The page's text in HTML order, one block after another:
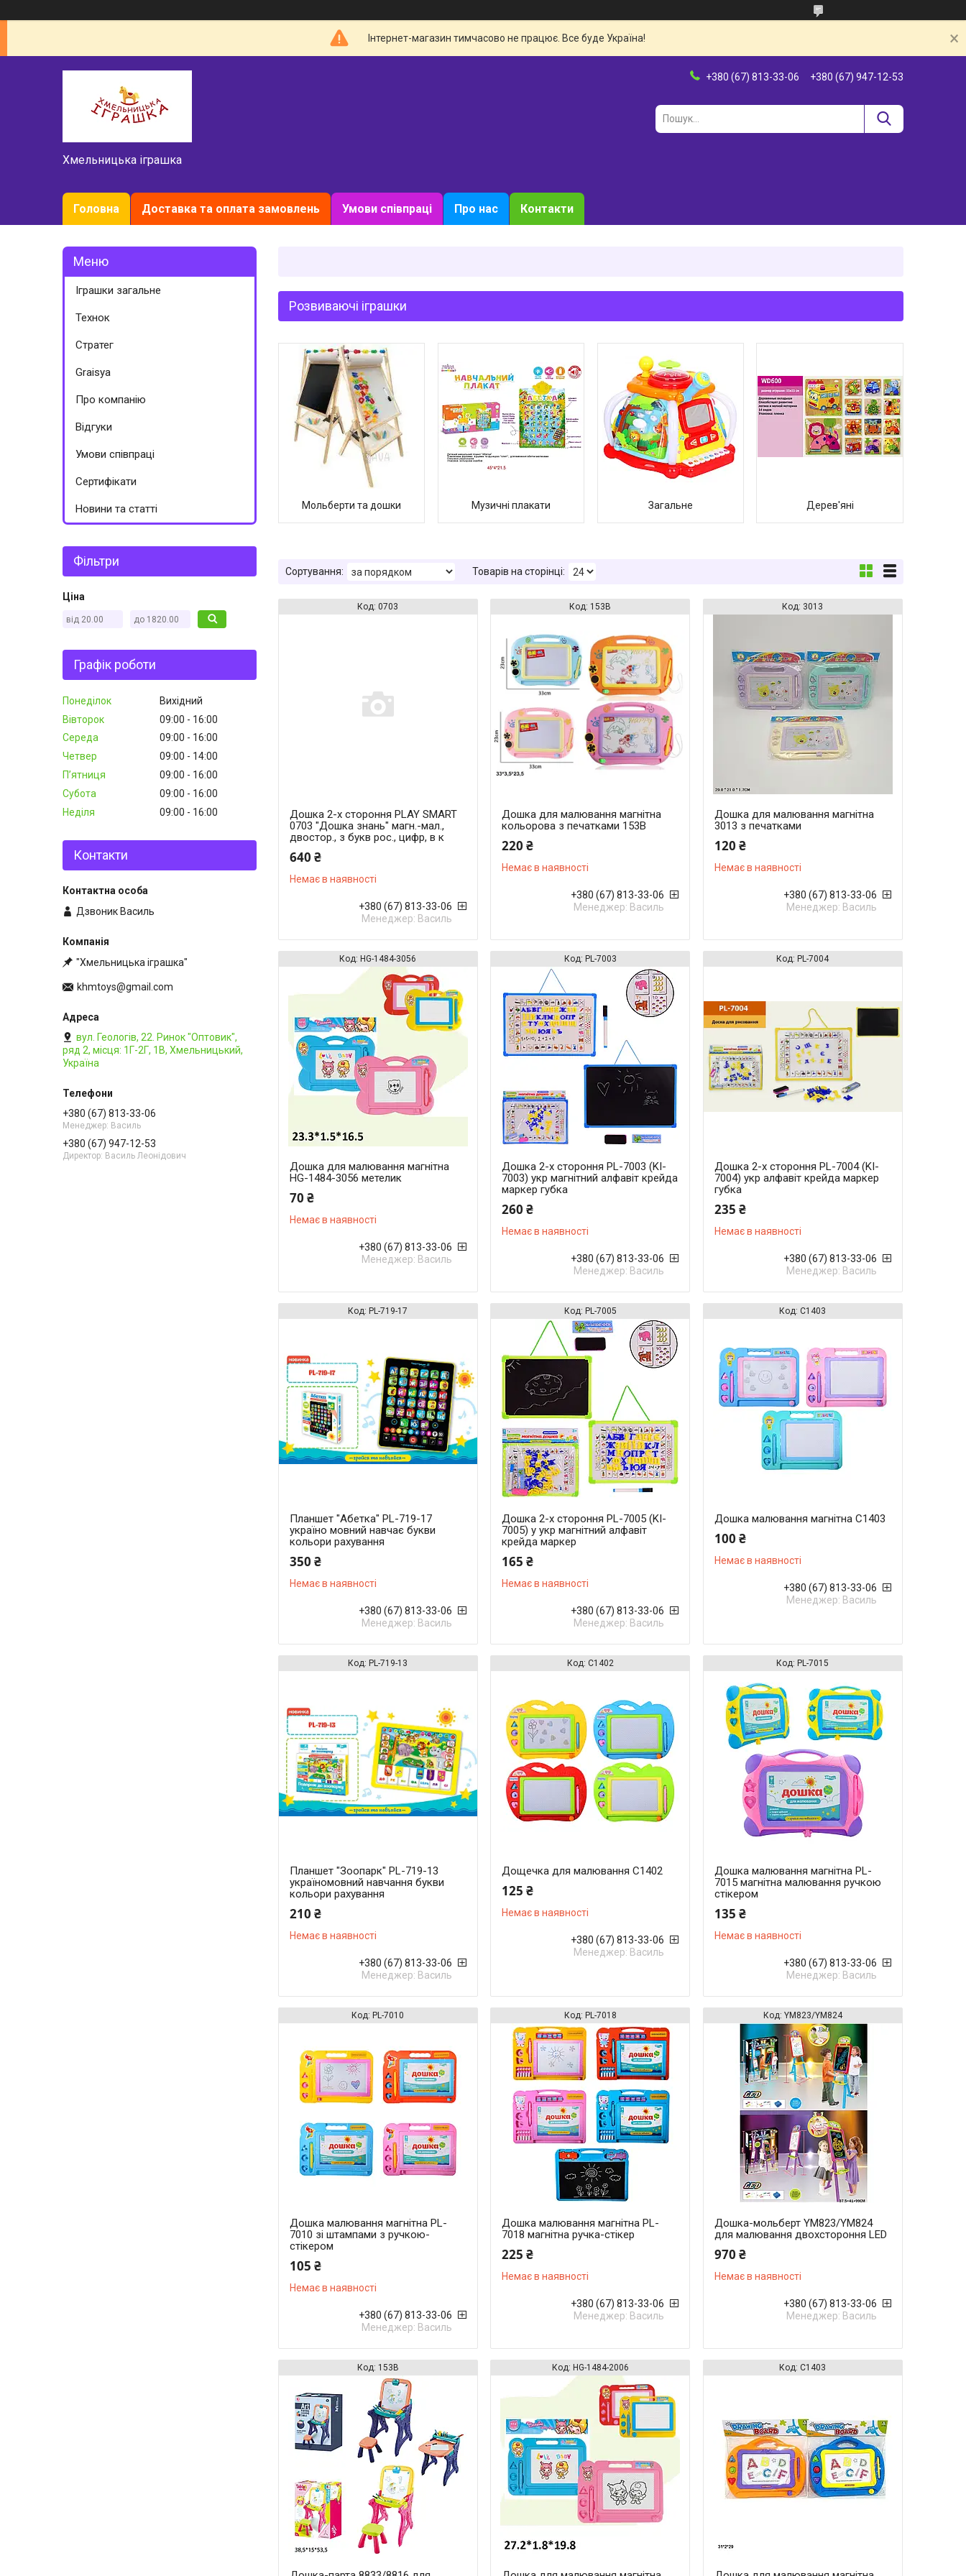
Інтернет-магазин тимчасово не працює. Все буде Україна!
Хмельницька іграшка
+380 (67) 813-33-06 +380 (67) 947-12-53
Головна Доставка та оплата замовлень Умови співпраці Про нас Контакти
Розвиваючі іграшки
Мольберти та дошки Музичні плакати Загальне Дерев'яні
0703
Дошка 2-х стороння PLAY SMART
0703 "Дошка знань" магн.-мал.,
двостор., з букв рос., цифр, в к
640 ₴
Немає в наявності
+380 (67) 813-33-06
Менеджер: Василь
153B
Дошка для малювання магнітна
кольорова з печатками 153B
220 ₴
Немає в наявності
+380 (67) 813-33-06
Менеджер: Василь
3013
Дошка для малювання магнітна
3013 з печатками
120 ₴
Немає в наявності
+380 (67) 813-33-06
Менеджер: Василь
HG-1484-3056
Дошка для малювання магнітна
HG-1484-3056 метелик
70 ₴
Немає в наявності
+380 (67) 813-33-06
Менеджер: Василь
PL-7003
Дошка 2-х стороння PL-7003 (KI-
7003) укр магнітний алфавіт крейда
маркер губка
260 ₴
Немає в наявності
+380 (67) 813-33-06
Менеджер: Василь
PL-7004
Дошка 2-х стороння PL-7004 (KI-
7004) укр алфавіт крейда маркер
губка
235 ₴
Немає в наявності
+380 (67) 813-33-06
Менеджер: Василь
PL-719-17
Планшет "Абетка" PL-719-17
україно мовний навчає букви
кольори рахування
350 ₴
Немає в наявності
+380 (67) 813-33-06
Менеджер: Василь
PL-7005
Дошка 2-х стороння PL-7005 (KI-
7005) у укр магнітний алфавіт
крейда маркер
165 ₴
Немає в наявності
+380 (67) 813-33-06
Менеджер: Василь
C1403
Дошка малювання магнітна C1403
100 ₴
Немає в наявності
+380 (67) 813-33-06
Менеджер: Василь
PL-719-13
Планшет "Зоопарк" PL-719-13
україномовний навчання букви
кольори рахування
210 ₴
Немає в наявності
+380 (67) 813-33-06
Менеджер: Василь
C1402
Дощечка для малювання C1402
125 ₴
Немає в наявності
+380 (67) 813-33-06
Менеджер: Василь
PL-7015
Дошка малювання магнітна PL-
7015 магнітна малювання ручкою
стікером
135 ₴
Немає в наявності
+380 (67) 813-33-06
Менеджер: Василь
PL-7010
Дошка малювання магнітна PL-
7010 зі штампами з ручкою-
стікером
105 ₴
Немає в наявності
+380 (67) 813-33-06
Менеджер: Василь
PL-7018
Дошка малювання магнітна PL-
7018 магнітна ручка-стікер
225 ₴
Немає в наявності
+380 (67) 813-33-06
Менеджер: Василь
YM823/YM824
Дошка-мольберт YM823/YM824
для малювання двохстороння LED
970 ₴
Немає в наявності
+380 (67) 813-33-06
Менеджер: Василь
153B HG-1484-2006 C1403
Іграшки загальне
Технок
Стратег
Graisya
Про компанію
Відгуки
Умови співпраці
Сертифікати
Новини та статті
Фільтри
Ціна
Графік роботи
Понеділок
Вихідний
Вівторок
09:00
16:00
Середа
09:00
16:00
Четвер
09:00
14:00
Пʼятниця
09:00
16:00
Субота
09:00
16:00
Неділя
09:00 16:00
Контакти
Дзвоник Василь
"Хмельницька іграшка"
khmtoys@gmail.com
вул. Геологів, 22. Ринок "Оптовик",
ряд 2, місця: 1Г-2Г, 1В, Хмельницький,
Україна
+380 (67) 813-33-06
Менеджер: Василь
+380 (67) 947-12-53
Директор: Василь Леонідович